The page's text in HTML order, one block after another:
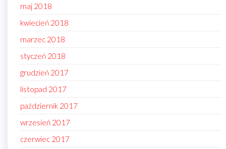
maj 2018
kwiecień 2018
marzec 2018
styczeń 2018
grudzień 2017
listopad 2017
październik 2017
wrzesień 2017
czerwiec 2017